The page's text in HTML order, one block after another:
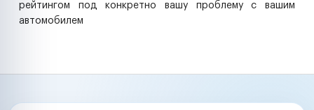
рейтингом под конкретно вашу проблему с вашим
автомобилем